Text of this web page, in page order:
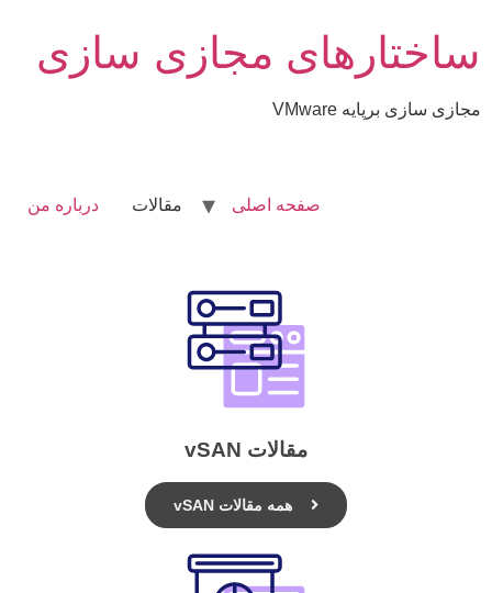
ساختارهای مجازی سازی
مجازی سازی برپایه VMware
صفحه اصلی مقالات درباره من
مقالات vSAN
همه مقالات vSAN